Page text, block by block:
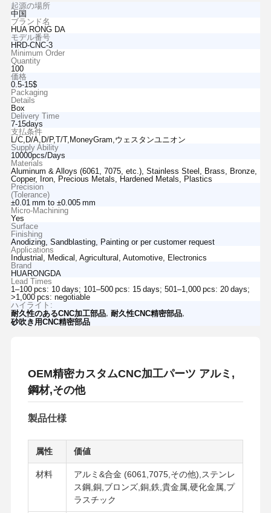
起源の場所
中国
ブランド名
HUA RONG DA
モデル番号
HRD-CNC-3
Minimum Order
Quantity
100
価格
0.5-15$
Packaging
Details
Box
Delivery Time
7-15days
支払条件
L/C,D/A,D/P,T/T,MoneyGram,ウェスタンユニオン
Supply Ability
10000pcs/Days
Materials
Aluminum & Alloys (6061, 7075, etc.), Stainless Steel, Brass, Bronze,
Copper, Iron, Precious Metals, Hardened Metals, Plastics
Precision
(Tolerance)
±0.01 mm to ±0.005 mm
Micro‑Machining
Yes
Surface
Finishing
Anodizing, Sandblasting, Painting or per customer request
Applications
Industrial, Medical, Agricultural, Automotive, Electronics
Brand
HUARONGDA
Lead Times
1–100 pcs: 10 days; 101–500 pcs: 15 days; 501–1,000 pcs: 20 days;
>1,000 pcs: negotiable
ハイライト:
耐久性のあるCNC加工部品, 耐久性CNC精密部品,
砂吹き用CNC精密部品
OEM精密カスタムCNC加工パーツ アルミ,
鋼材,その他
製品仕様
属性 価値
材料
アルミ&合金 (6061,7075,その他),ステンレ
ス鋼,銅,ブロンズ,銅,鉄,貴金属,硬化金属,プ
ラスチック